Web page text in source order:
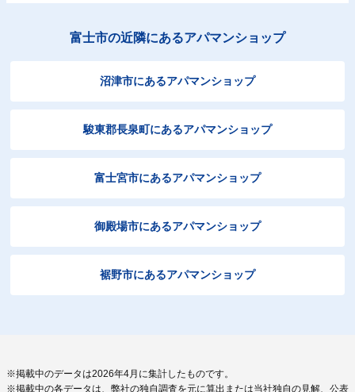
富士市の近隣にあるアパマンショップ
沼津市にあるアパマンショップ
駿東郡長泉町にあるアパマンショップ
富士宮市にあるアパマンショップ
御殿場市にあるアパマンショップ
裾野市にあるアパマンショップ
※掲載中のデータは2026年4月に集計したものです。
※掲載中の各データは、弊社の独自調査を元に算出または当社独自の見解、公表